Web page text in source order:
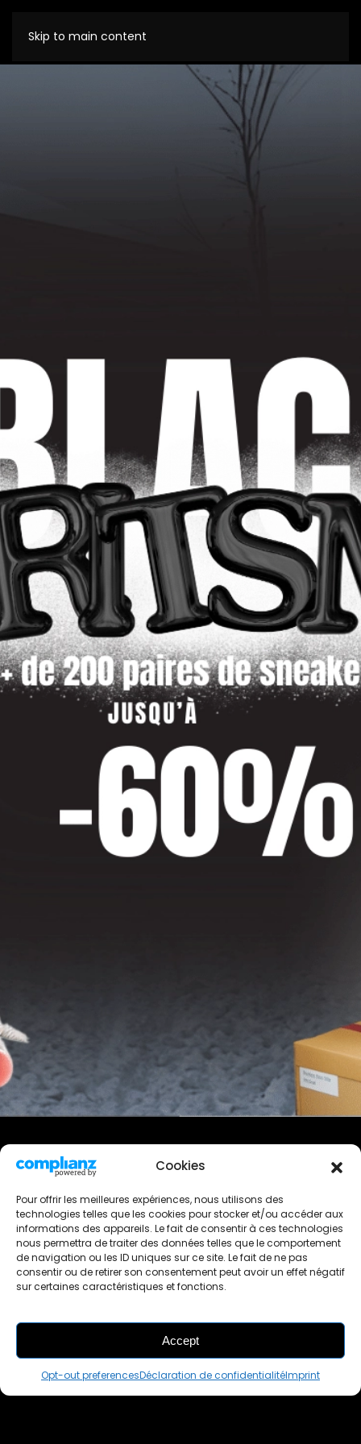
Cookies
Pour offrir les meilleures expériences, nous utilisons des
technologies telles que les cookies pour stocker et/ou accéder aux
informations des appareils. Le fait de consentir à ces technologies
nous permettra de traiter des données telles que le comportement
de navigation ou les ID uniques sur ce site. Le fait de ne pas
consentir ou de retirer son consentement peut avoir un effet négatif
sur certaines caractéristiques et fonctions.
Accept
Opt-out preferencesDéclaration de confidentialitéImprint
Skip to main content
Black Christmas
29 November 2024|occasneaks
Le BLACK FRIDAY était trop court ?
Chez OCCASNEAKS les promos continuent jusqu’à Noël
grâce au BLACK Christmas, retrouves sur le site une
60% !
Avec une livraison en 3 à 4 jours chacun d’entre vous
pourra commander ses cadeaux chez OCCASNEAKS
jusqu’au 20 décembre maximum pour être sûr de les